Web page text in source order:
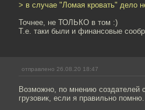
> в случае "Ломая кровать" дело
Точнее, не ТОЛЬКО в том :)
Т.е. таки были и финансовые
отправлено 26.08.20 18:47
Возможно, по мнению создателей
грузовик, если я правильно